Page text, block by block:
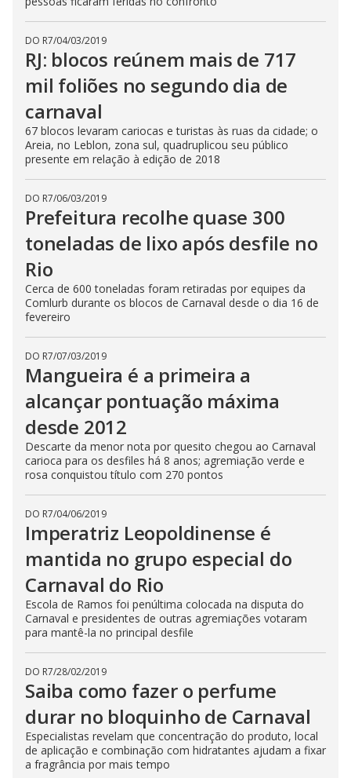
DO R7/04/03/2019
RJ: blocos reúnem mais de 717
mil foliões no segundo dia de
carnaval
67 blocos levaram cariocas e turistas às ruas da cidade; o
Areia, no Leblon, zona sul, quadruplicou seu público
presente em relação à edição de 2018
DO R7/06/03/2019
Prefeitura recolhe quase 300
toneladas de lixo após desfile no
Rio
Cerca de 600 toneladas foram retiradas por equipes da
Comlurb durante os blocos de Carnaval desde o dia 16 de
fevereiro
DO R7/07/03/2019
Mangueira é a primeira a
alcançar pontuação máxima
desde 2012
Descarte da menor nota por quesito chegou ao Carnaval
carioca para os desfiles há 8 anos; agremiação verde e
rosa conquistou título com 270 pontos
DO R7/04/06/2019
Imperatriz Leopoldinense é
mantida no grupo especial do
Carnaval do Rio
Escola de Ramos foi penúltima colocada na disputa do
Carnaval e presidentes de outras agremiações votaram
para mantê-la no principal desfile
DO R7/28/02/2019
Saiba como fazer o perfume
durar no bloquinho de Carnaval
Especialistas revelam que concentração do produto, local
de aplicação e combinação com hidratantes ajudam a fixar
a fragrância por mais tempo